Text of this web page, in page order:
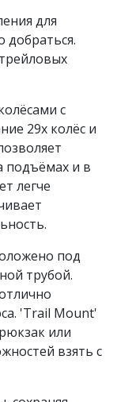
для
добраться.
с
29х колёс и
подъёмах и в
легче
под
трубой.
'Trail Mount'
или
взять с